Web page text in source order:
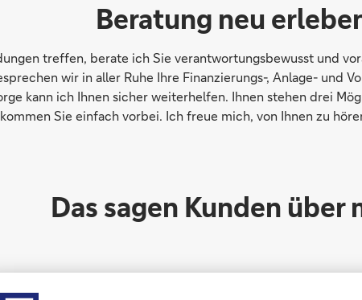
Beratung neu
treffen, berate ich Sie verantwortungsbewusst und
wir in aller Ruhe Ihre Finanzierungs-, Anlage- und
kann ich Ihnen sicher weiterhelfen. Ihnen stehen drei
Sie einfach vorbei. Ich freue mich, von Ihnen zu
Das sagen Kunden über